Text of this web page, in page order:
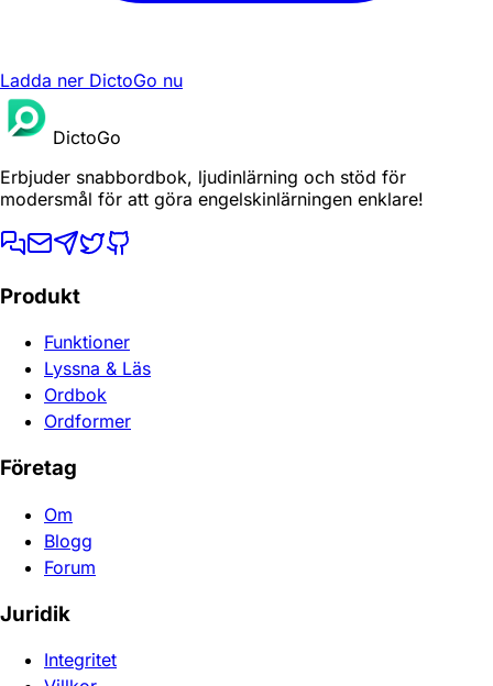
Ladda ner DictoGo nu
DictoGo
Erbjuder snabbordbok, ljudinlärning och stöd för
modersmål för att göra engelskinlärningen enklare!
Produkt
Funktioner
Lyssna & Läs
Ordbok
Ordformer
Företag
Om
Blogg
Forum
Juridik
Integritet